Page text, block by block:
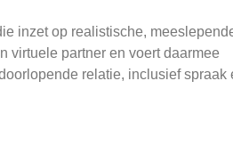
inzet op realistische,
virtuele partner en voert daarmee
relatie, inclusief spraak